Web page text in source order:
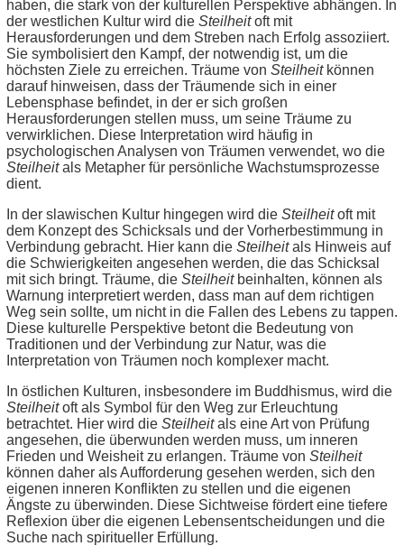
haben, die stark von der kulturellen Perspektive abhängen. In
der westlichen Kultur wird die Steilheitoft mit
Herausforderungen und dem Streben nach Erfolg assoziiert.
Sie symbolisiert den Kampf, der notwendig ist, um die
höchsten Ziele zu erreichen. Träume von Steilheitkönnen
darauf hinweisen, dass der Träumende sich in einer
Lebensphase befindet, in der er sich großen
Herausforderungen stellen muss, um seine Träume zu
verwirklichen. Diese Interpretation wird häufig in
psychologischen Analysen von Träumen verwendet, wo die
Steilheitals Metapher für persönliche Wachstumsprozesse
dient.
In der slawischen Kultur hingegen wird die Steilheitoft mit
dem Konzept des Schicksals und der Vorherbestimmung in
Verbindung gebracht. Hier kann die Steilheitals Hinweis auf
die Schwierigkeiten angesehen werden, die das Schicksal
mit sich bringt. Träume, die Steilheitbeinhalten, können als
Warnung interpretiert werden, dass man auf dem richtigen
Weg sein sollte, um nicht in die Fallen des Lebens zu tappen.
Diese kulturelle Perspektive betont die Bedeutung von
Traditionen und der Verbindung zur Natur, was die
Interpretation von Träumen noch komplexer macht.
In östlichen Kulturen, insbesondere im Buddhismus, wird die
Steilheitoft als Symbol für den Weg zur Erleuchtung
betrachtet. Hier wird die Steilheitals eine Art von Prüfung
angesehen, die überwunden werden muss, um inneren
Frieden und Weisheit zu erlangen. Träume von Steilheit
können daher als Aufforderung gesehen werden, sich den
eigenen inneren Konflikten zu stellen und die eigenen
Ängste zu überwinden. Diese Sichtweise fördert eine tiefere
Reflexion über die eigenen Lebensentscheidungen und die
Suche nach spiritueller Erfüllung.